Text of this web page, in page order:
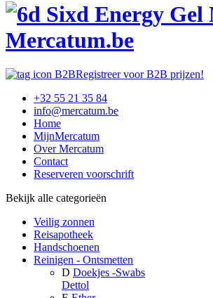
Mercatum.be
Registreer voor B2B prijzen!
+32 55 21 35 84
info@mercatum.be
Home
MijnMercatum
Over Mercatum
Contact
Reserveren voorschrift
Bekijk alle categorieën
Veilig zonnen
Reisapotheek
Handschoenen
Reinigen - Ontsmetten
D Doekjes -Swabs
Dettol